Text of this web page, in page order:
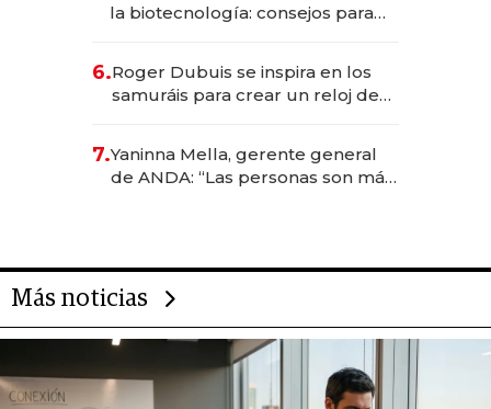
la biotecnología: consejos para
6.Roger Dubuis se inspira en los
samuráis para crear un reloj de
7.Yaninna Mella, gerente general
de ANDA: “Las personas son más
Más noticias